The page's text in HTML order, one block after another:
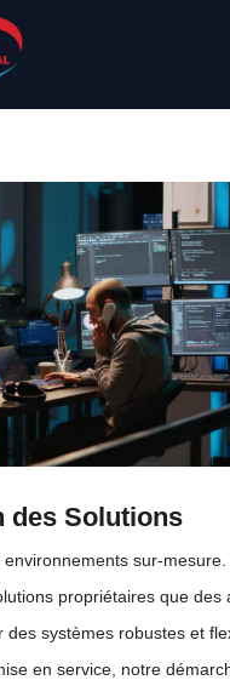
des Solutions
environnements sur-
propriétaires que des
des systèmes robustes et
en service, notre